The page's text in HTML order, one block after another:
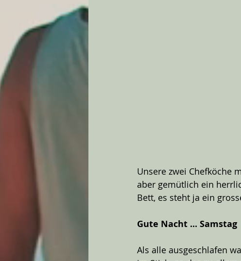
Unsere zwei Chefköche
aber gemütlich ein
Bett, es steht ja ein
Gute Nacht ... Samstag
Als alle ausgeschlafen